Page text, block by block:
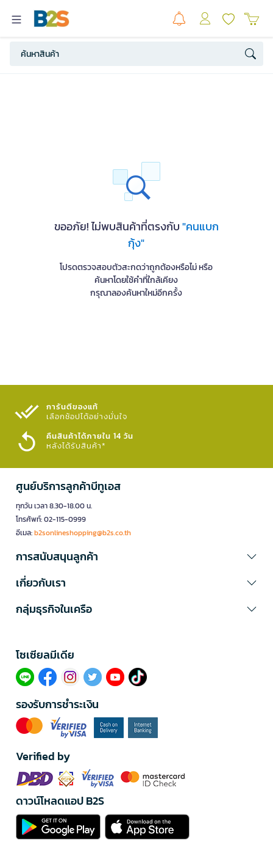
ขออภัย! ไม่พบสินค้าที่ตรงกับ"คนแบก
กุ้ง"
โปรดตรวจสอบตัวสะกดว่าถูกต้องหรือไม่ หรือ
ค้นหาโดยใช้คำที่ใกล้เคียง
กรุณาลองค้นหาใหม่อีกครั้ง
การันตีของแท้
เลือกช้อปได้อย่างมั่นใจ​
คืนสินค้าได้ภายใน 14 วัน
หลังได้รับสินค้า*
ศูนย์บริการลูกค้าบีทูเอส
ทุกวัน เวลา 8.30-18.00 น.
โทรศัพท์: 02-115-0999
อีเมล:b2sonlineshopping@b2s.co.th
การสนับสนุนลูกค้า
เกี่ยวกับเรา
กลุ่มธุรกิจในเครือ
โซเซียลมีเดีย​
รองรับการชำระเงิน
Verified by
ดาวน์โหลดแอป B2S